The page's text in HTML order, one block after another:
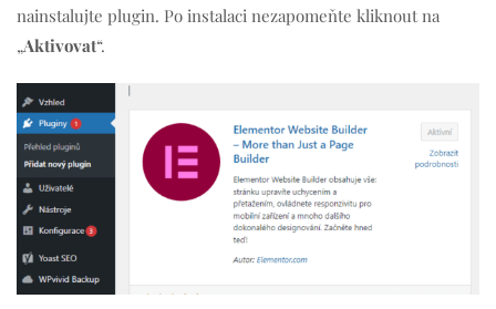
nainstalujte plugin. Po instalaci nezapomeňte kliknout na
„Aktivovat“.